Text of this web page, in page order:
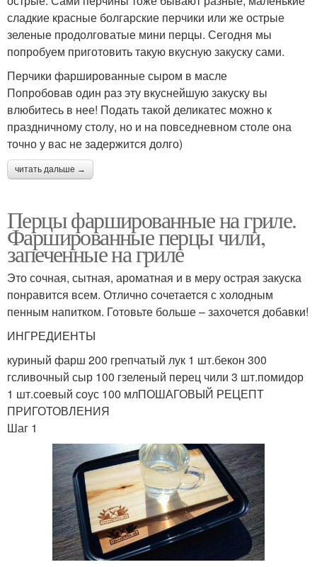
сладкие красные болгарские перчики или же острые
зеленые продолговатые мини перцы. Сегодня мы
попробуем приготовить такую вкусную закуску сами.
Перчики фаршированные сыром в масле
Попробовав один раз эту вкуснейшую закуску вы
влюбитесь в нее! Подать такой деликатес можно к
праздничному столу, но и на повседневном столе она
точно у вас не задержится долго)
читать дальше →
Перцы фаршированные на гриле.
Фаршированные перцы чили,
запеченные на гриле
Это сочная, сытная, ароматная и в меру острая закуска
понравится всем. Отлично сочетается с холодным
пенным напитком. Готовьте больше – захочется добавки!
ИНГРЕДИЕНТЫ
куриный фарш 200 грепчатый лук 1 шт.бекон 300
гсливочный сыр 100 гзеленый перец чили 3 шт.помидор
1 шт.соевый соус 100 млПОШАГОВЫЙ РЕЦЕПТ
ПРИГОТОВЛЕНИЯ
Шаг 1